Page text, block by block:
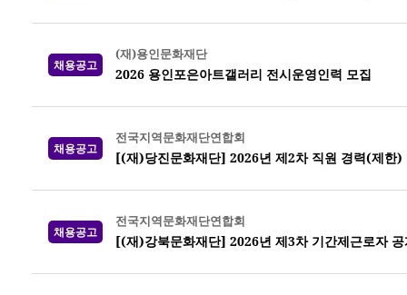
채용공고
(재)용인문화재단
2026 용인포은아트갤러리 전시운영인력 모집
채용공고
전국지역문화재단연합회
[(재)당진문화재단] 2026년 제2차 직원 경력(제한)
채용공고
전국지역문화재단연합회
[(재)강북문화재단] 2026년 제3차 기간제근로자